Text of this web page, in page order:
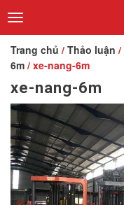
Toggle
navigation
Trang chủ / Thảo luận /
6m / xe-nang-6m
xe-nang-6m